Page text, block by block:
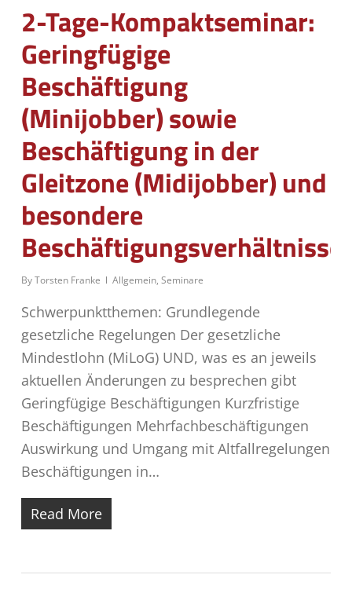
2-Tage-Kompaktseminar:
Geringfügige
Beschäftigung
(Minijobber) sowie
Beschäftigung in der
Gleitzone (Midijobber) und
besondere
Beschäftigungsverhältnisse
ByTorsten Franke Allgemein, Seminare
Schwerpunktthemen: Grundlegende
gesetzliche Regelungen Der gesetzliche
Mindestlohn (MiLoG) UND, was es an jeweils
aktuellen Änderungen zu besprechen gibt
Geringfügige Beschäftigungen Kurzfristige
Beschäftigungen Mehrfachbeschäftigungen
Auswirkung und Umgang mit Altfallregelungen
Beschäftigungen in…
Read More